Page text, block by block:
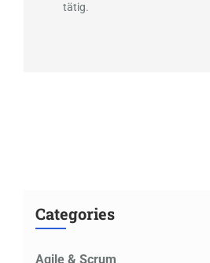
tätig.
Categories
Agile & Scrum